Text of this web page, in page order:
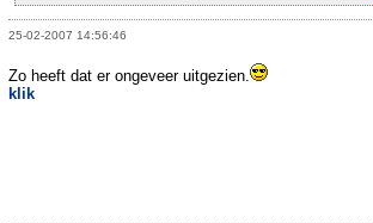
25-02-2007 14:56:46
Zo heeft dat er ongeveer uitgezien.
klik